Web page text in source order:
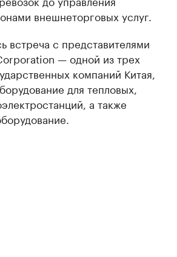
внешнеторговых услуг.
встреча с представителями
— одной из трех
компаний Китая,
для тепловых,
а также